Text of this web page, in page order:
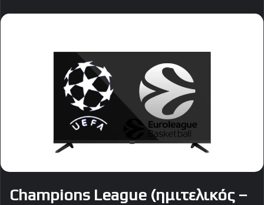
Champions League (ημιτελικός –